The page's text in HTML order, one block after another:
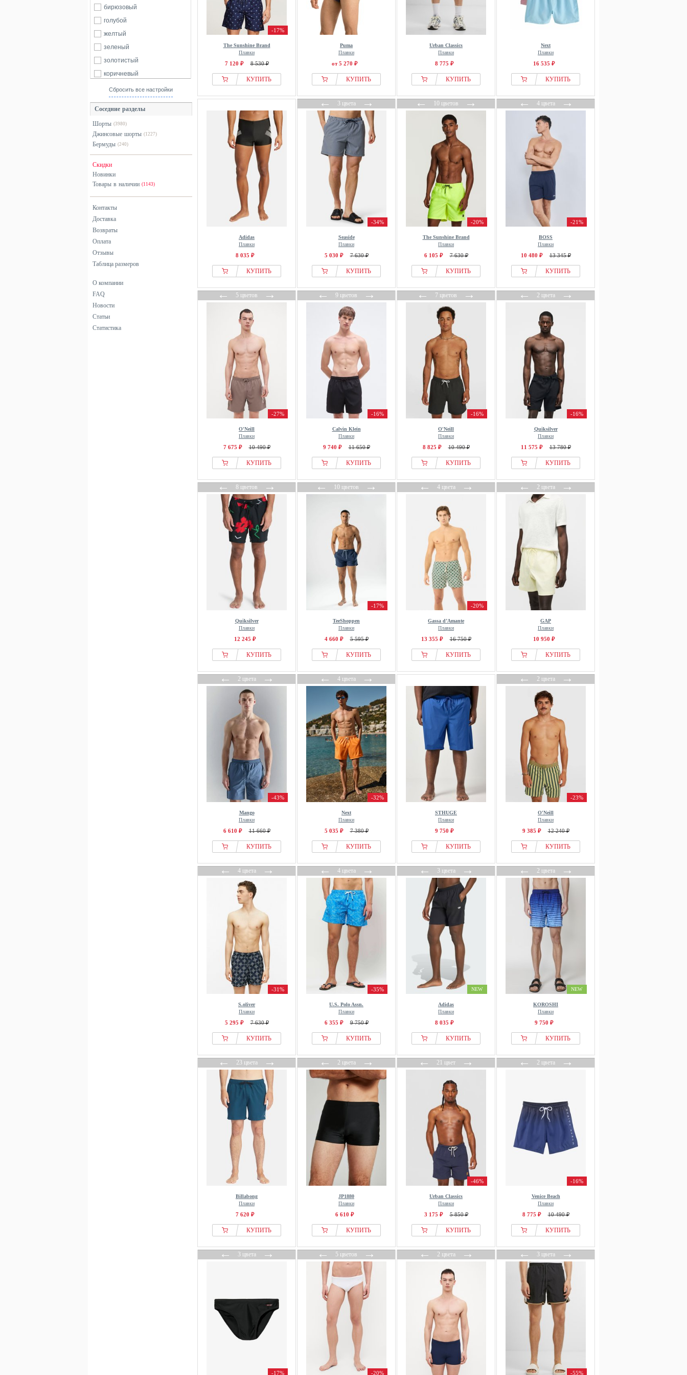
Black Bananas
Blend
Blount & Pool
Blue Seven
Boggi Milano
Bogner
BONDELID
BOSS
Brandit
Brooks Brothers
Bruno Banani
Bugatti
Carhartt WIP
CARLO COLUCCI
Cellbes of Sweden
Champion
Chill Pill
Cleptomanicx
Colmar Originals
бирюзовый
голубой
желтый
зеленый
золотистый
коричневый
красный
разноцветный
розовый
серый
синий
черный
Сбросить все настройки
Соседние разделы
Шорты (3980)
Джинсовые шорты (1227)
Бермуды (240)
Скидки
Новинки
Товары в наличии (1143)
Контакты
Доставка
Возвраты
Оплата
Отзывы
Таблица размеров
О компании
FAQ
Новости
Статьи
Статистика
-17%
The Sunshine Brand
Плавки
7 120 ₽ 8 530 ₽
КУПИТЬ
Puma
Плавки
от 5 270 ₽
КУПИТЬ
Urban Classics
Плавки
8 775 ₽
КУПИТЬ
Next
Плавки
16 535 ₽
КУПИТЬ
Adidas
Плавки
8 035 ₽
КУПИТЬ
←3 цвета→
-34%
Seaside
Плавки
5 030 ₽ 7 630 ₽
КУПИТЬ
←10 цветов→
-20%
The Sunshine Brand
Плавки
6 105 ₽ 7 630 ₽
КУПИТЬ
←4 цвета→
-21%
BOSS
Плавки
10 480 ₽ 13 345 ₽
КУПИТЬ
←5 цветов→
-27%
O'Neill
Плавки
7 675 ₽ 10 490 ₽
КУПИТЬ
←9 цветов→
-16%
Calvin Klein
Плавки
9 740 ₽ 11 650 ₽
КУПИТЬ
←7 цветов→
-16%
O'Neill
Плавки
8 825 ₽ 10 490 ₽
КУПИТЬ
←2 цвета→
-16%
Quiksilver
Плавки
11 575 ₽ 13 780 ₽
КУПИТЬ
←8 цветов→
Quiksilver
Плавки
12 245 ₽
КУПИТЬ
←10 цветов→
-17%
TeeShoppen
Плавки
4 660 ₽ 5 595 ₽
КУПИТЬ
←4 цвета→
-20%
Gassa d’Amante
Плавки
13 355 ₽ 16 750 ₽
КУПИТЬ
←2 цвета→
GAP
Плавки
10 950 ₽
КУПИТЬ
←2 цвета→
-43%
Mango
Плавки
6 610 ₽ 11 660 ₽
КУПИТЬ
←4 цвета→
-32%
Next
Плавки
5 035 ₽ 7 380 ₽
КУПИТЬ
STHUGE
Плавки
9 750 ₽
КУПИТЬ
←2 цвета→
-23%
O'Neill
Плавки
9 385 ₽ 12 240 ₽
КУПИТЬ
←4 цвета→
-31%
S.oliver
Плавки
5 295 ₽ 7 630 ₽
КУПИТЬ
←4 цвета→
-35%
U.S. Polo Assn.
Плавки
6 355 ₽ 9 750 ₽
КУПИТЬ
←3 цвета→
NEW
Adidas
Плавки
8 035 ₽
КУПИТЬ
←2 цвета→
NEW
KOROSHI
Плавки
9 750 ₽
КУПИТЬ
←23 цвета→
Billabong
Плавки
7 620 ₽
КУПИТЬ
←2 цвета→
JP1880
Плавки
6 610 ₽
КУПИТЬ
←21 цвет→
-46%
Urban Classics
Плавки
3 175 ₽ 5 850 ₽
КУПИТЬ
←2 цвета→
-16%
Venice Beach
Плавки
8 775 ₽ 10 490 ₽
КУПИТЬ
←3 цвета→
-17%
←5 цветов→
-20%
←2 цвета→ ←3 цвета→
-55%